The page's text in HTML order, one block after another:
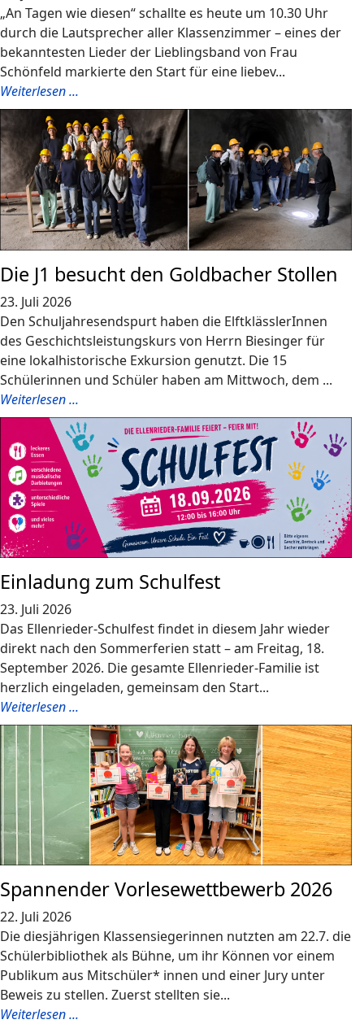
„An Tagen wie diesen“ schallte es heute um 10.30 Uhr
durch die Lautsprecher aller Klassenzimmer – eines der
bekanntesten Lieder der Lieblingsband von Frau
Schönfeld markierte den Start für eine liebev...
Weiterlesen ...
Die J1 besucht den Goldbacher Stollen
23. Juli 2026
Den Schuljahresendspurt haben die ElftklässlerInnen
des Geschichtsleistungskurs von Herrn Biesinger für
eine lokalhistorische Exkursion genutzt. Die 15
Schülerinnen und Schüler haben am Mittwoch, dem ...
Weiterlesen ...
Einladung zum Schulfest
23. Juli 2026
Das Ellenrieder-Schulfest findet in diesem Jahr wieder
direkt nach den Sommerferien statt – am Freitag, 18.
September 2026. Die gesamte Ellenrieder-Familie ist
herzlich eingeladen, gemeinsam den Start...
Weiterlesen ...
Spannender Vorlesewettbewerb 2026
22. Juli 2026
Die diesjährigen Klassensiegerinnen nutzten am 22.7. die
Schülerbibliothek als Bühne, um ihr Können vor einem
Publikum aus Mitschüler* innen und einer Jury unter
Beweis zu stellen. Zuerst stellten sie...
Weiterlesen ...